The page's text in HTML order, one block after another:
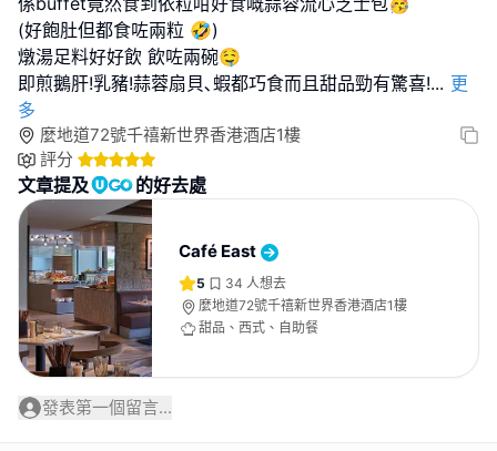
(好飽肚但都食咗兩粒 🤣)
燉湯足料好好飲 飲咗兩碗🤤
即煎鵝肝!乳豬!蒜蓉扇貝､蝦都巧食而且甜品勁有驚喜!... 更
多
麼地道72號千禧新世界香港酒店1樓
評分
文章提及 的好去處
Café East
5 34 人想去
麼地道72號千禧新世界香港酒店1樓
甜品、西式、自助餐
發表第一個留言...